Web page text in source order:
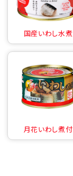
国産いわし水煮
月花いわし煮付